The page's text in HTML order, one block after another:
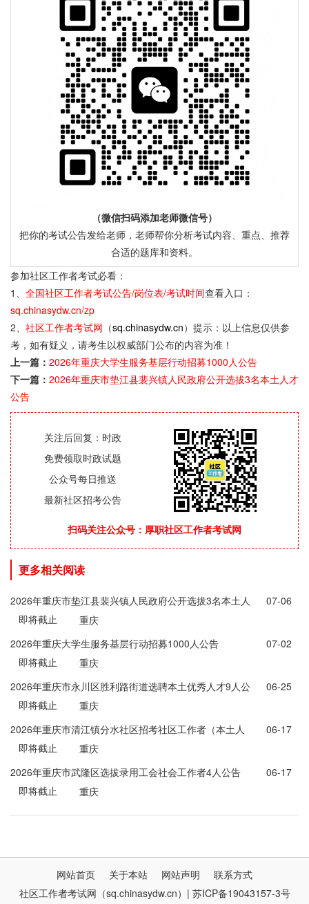
（微信扫码添加老师微信号）
把你的考试公告发给老师，老师帮你分析考试内容、重点、推荐
合适的题库和资料。
参加社区工作者考试必看：
1、 全国社区工作者考试公告/岗位表/考试时间查看入口：
sq.chinasydw.cn/zp
2、 社区工作者考试网 （sq.chinasydw.cn）提示：以上信息仅供参
考，如有疑义，请考生以权威部门公布的内容为准！
上一篇： 2026年重庆大学生服务基层行动招募1000人公告
下一篇： 2026年重庆市垫江县裴兴镇人民政府公开选拔3名本土人才
公告
关注后回复：时政
免费领取时政试题
公众号每日推送
最新社区招考公告
扫码关注公众号：厚职社区工作者考试网
更多相关阅读
2026年重庆市垫江县裴兴镇人民政府公开选拔3名本土人
才公告
07-06
即将截止
重庆
2026年重庆大学生服务基层行动招募1000人公告
07-02
即将截止
重庆
2026年重庆市永川区胜利路街道选聘本土优秀人才9人公
告
06-25
即将截止
重庆
2026年重庆市清江镇分水社区招考社区工作者（本土人
才）1人公告
06-17
即将截止
重庆
2026年重庆市武隆区选拔录用工会社会工作者4人公告
06-17
即将截止
重庆
网站首页 关于本站 网站声明
联系方式
社区工作者考试网（sq.chinasydw.cn）| 苏ICP备19043157-3号